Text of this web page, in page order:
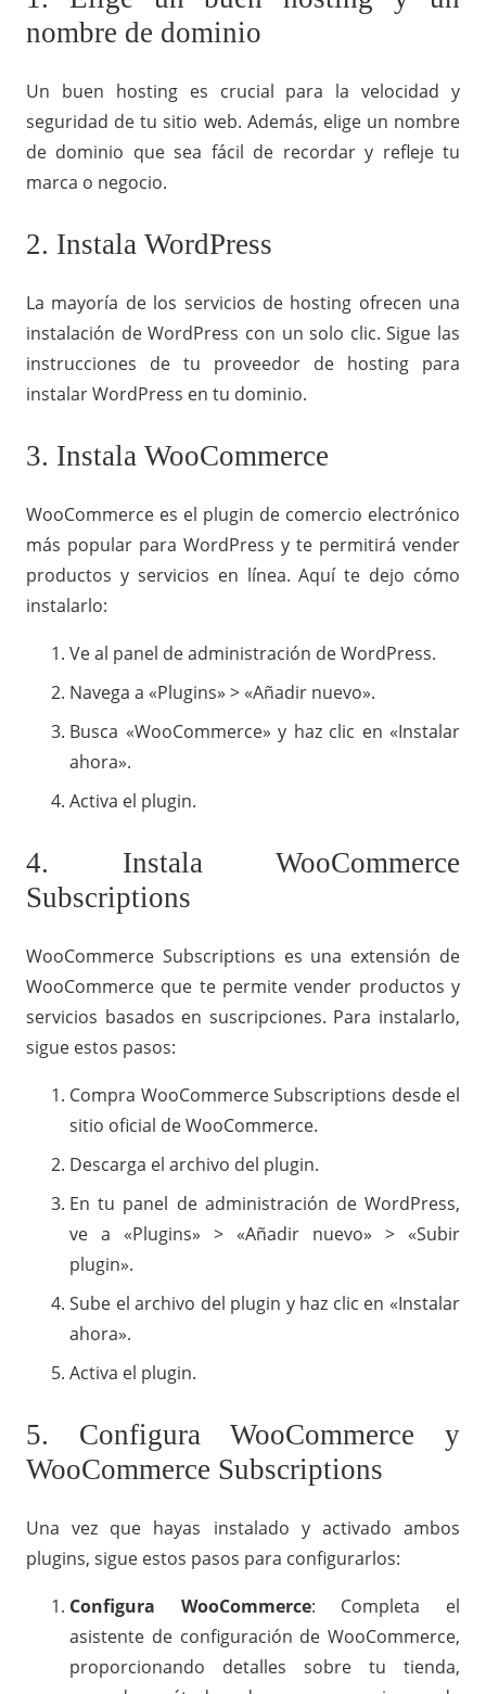
nombre de dominio
Un buen hosting es crucial para la velocidad y
seguridad de tu sitio web. Además, elige un nombre
de dominio que sea fácil de recordar y refleje tu
marca o negocio.
2. Instala WordPress
La mayoría de los servicios de hosting ofrecen una
instalación de WordPress con un solo clic. Sigue las
instrucciones de tu proveedor de hosting para
instalar WordPress en tu dominio.
3. Instala WooCommerce
WooCommerce es el plugin de comercio electrónico
más popular para WordPress y te permitirá vender
productos y servicios en línea. Aquí te dejo cómo
instalarlo:
Ve al panel de administración de WordPress.
Navega a «Plugins» > «Añadir nuevo».
Busca «WooCommerce» y haz clic en «Instalar
ahora».
Activa el plugin.
4. Instala WooCommerce
Subscriptions
WooCommerce Subscriptions es una extensión de
WooCommerce que te permite vender productos y
servicios basados en suscripciones. Para instalarlo,
sigue estos pasos:
Compra WooCommerce Subscriptions desde el
sitio oficial de WooCommerce.
Descarga el archivo del plugin.
En tu panel de administración de WordPress,
ve a «Plugins» > «Añadir nuevo» > «Subir
plugin».
Sube el archivo del plugin y haz clic en «Instalar
ahora».
Activa el plugin.
5. Configura WooCommerce y
WooCommerce Subscriptions
Una vez que hayas instalado y activado ambos
plugins, sigue estos pasos para configurarlos:
Configura WooCommerce: Completa el
asistente de configuración de WooCommerce,
proporcionando detalles sobre tu tienda,